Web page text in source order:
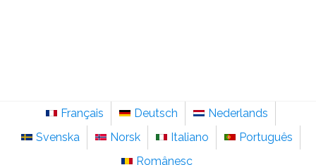
Français Deutsch
Nederlands
Svenska
Norsk Italiano
Português
Românesc